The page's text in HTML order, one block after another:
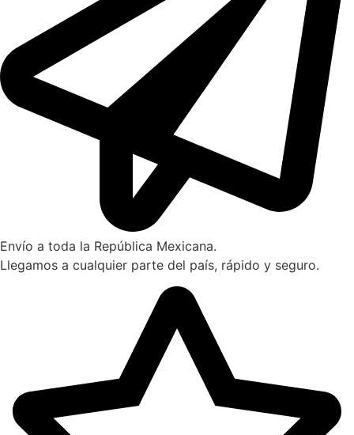
Envío a toda la República Mexicana.
Llegamos a cualquier parte del país, rápido y seguro.